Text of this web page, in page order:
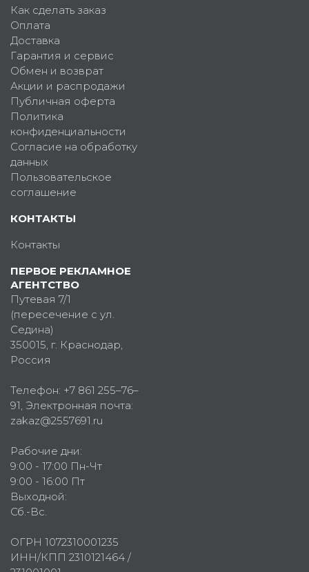
Как сделать заказ
Оплата
Доставка
Гарантия и сервис
Обмен и возврат
Акции и распродажи
Публичная оферта
Политика
конфиденциальности
Согласие на обработку
данных
Пользовательское
соглашение
КОНТАКТЫ
Контакты
ПЕРВОЕ РЕКЛАМНОЕ
АГЕНТСТВО
Путевая 7/1
(пересечение с ул.
Седина)
350015, г. Краснодар,
Россия
Телефон: +7 861 255–76–
91, Электронная почта:
zakaz@2557691.ru
Рабочие дни:
9:00 - 17:00 Пн-Чт
9:00 - 16:00 Пт
Выходной:
Сб.-Вс.
ОГРН 1072310001235
ИНН/КПП 2310121464 /